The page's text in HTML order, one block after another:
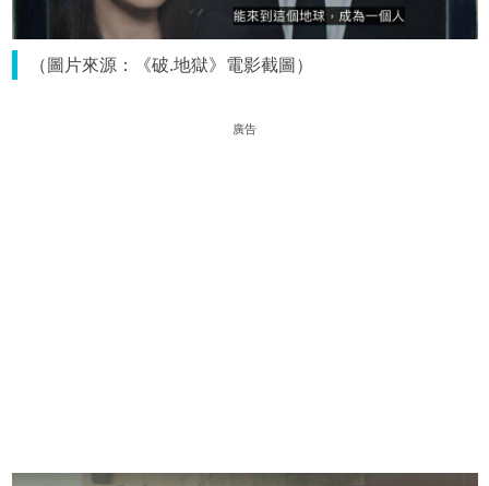
（圖片來源：《破.地獄》電影截圖）
廣告